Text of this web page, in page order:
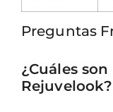
Preguntas
¿Cuáles
Rejuvelook?